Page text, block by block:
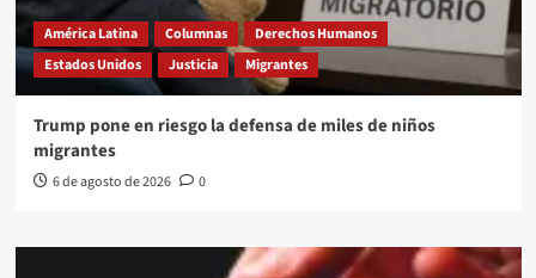
América Latina Columnas
Derechos Humanos
Estados Unidos
Justicia Migrantes
Trump pone en riesgo la defensa de miles de niños
migrantes
6 de agosto de 2026 0